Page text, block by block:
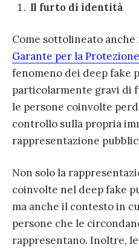
Il furto di identità
Come sottolineato anche
Garante per la
fenomeno dei deep fake
particolarmente gravi di
le persone coinvolte
controllo sulla propria
rappresentazione
Non solo la
coinvolte nel deep fake
ma anche il contesto in
persone che le
rappresentano. Inoltre,